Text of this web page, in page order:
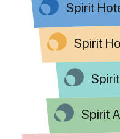
Spirit
Spirit
Spirit